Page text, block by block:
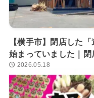
【横手市】閉店した
始まっていました｜
2026.05.18